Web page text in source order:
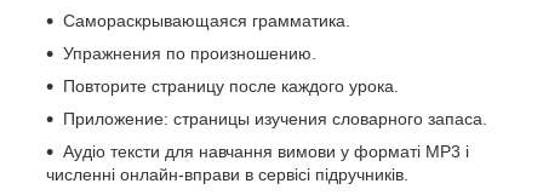
Самораскрывающаяся грамматика.
Упражнения по произношению.
Повторите страницу после каждого урока.
Приложение: страницы изучения словарного запаса.
Аудіо тексти для навчання вимови у форматі MP3 і
численні онлайн-вправи в сервісі підручників.